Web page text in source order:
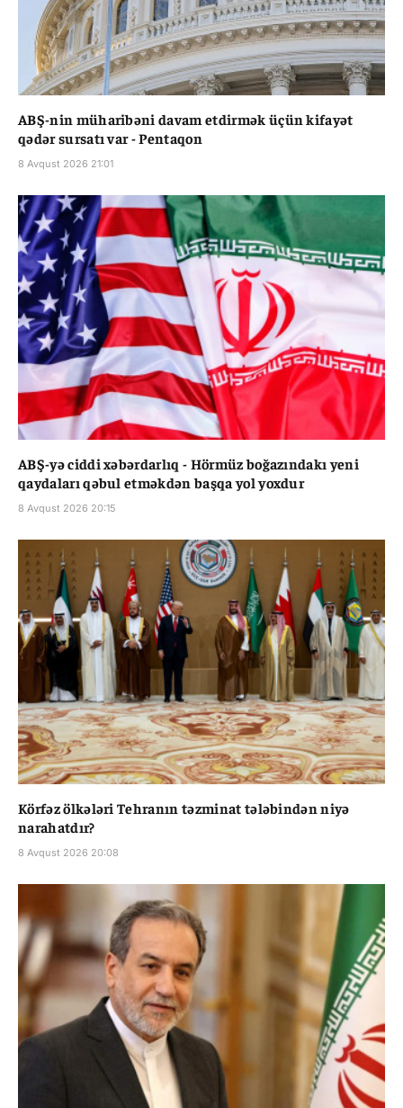
ABŞ-nin müharibəni davam etdirmək üçün kifayət
qədər sursatı var - Pentaqon
8 Avqust 2026 21:01
ABŞ-yə ciddi xəbərdarlıq - Hörmüz boğazındakı yeni
qaydaları qəbul etməkdən başqa yol yoxdur
8 Avqust 2026 20:15
Körfəz ölkələri Tehranın təzminat tələbindən niyə
narahatdır?
8 Avqust 2026 20:08